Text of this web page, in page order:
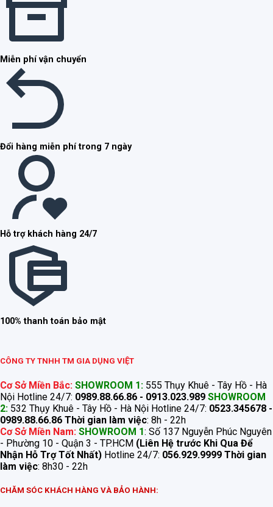
Miễn phí vận chuyển
Đổi hàng miễn phí trong 7 ngày
Hỗ trợ khách hàng 24/7
100% thanh toán bảo mật
CÔNG TY TNHH TM GIA DỤNG VIỆT
Cơ Sở Miền Bắc: SHOWROOM 1: 555 Thụy Khuê - Tây Hồ - Hà
Nội Hotline 24/7: 0989.88.66.86 - 0913.023.989 SHOWROOM
2: 532 Thụy Khuê - Tây Hồ - Hà Nội Hotline 24/7: 0523.345678 -
0989.88.66.86 Thời gian làm việc: 8h - 22h
Cơ Sở Miền Nam: SHOWROOM 1: Số 137 Nguyễn Phúc Nguyên
- Phường 10 - Quận 3 - TP.HCM (Liên Hệ trước Khi Qua Để
Nhận Hỗ Trợ Tốt Nhất) Hotline 24/7: 056.929.9999 Thời gian
làm việc: 8h30 - 22h
CHĂM SÓC KHÁCH HÀNG VÀ BẢO HÀNH: